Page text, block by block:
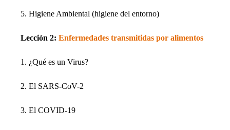
5. Higiene Ambiental (higiene del entorno)
Lección 2: Enfermedades transmitidas por alimentos
1. ¿Qué es un Virus?
2. El SARS-CoV-2
3. El COVID-19